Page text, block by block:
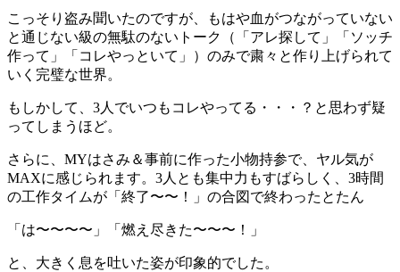
こっそり盗み聞いたのですが、もはや血がつながっていない
と通じない級の無駄のないトーク（「アレ探して」「ソッチ
作って」「コレやっといて」）のみで粛々と作り上げられて
いく完璧な世界。
もしかして、3人でいつもコレやってる・・・？と思わず疑
ってしまうほど。
さらに、MYはさみ＆事前に作った小物持参で、ヤル気が
MAXに感じられます。3人とも集中力もすばらしく、3時間
の工作タイムが「終了〜〜！」の合図で終わったとたん
「は〜〜〜〜」「燃え尽きた〜〜〜！」
と、大きく息を吐いた姿が印象的でした。